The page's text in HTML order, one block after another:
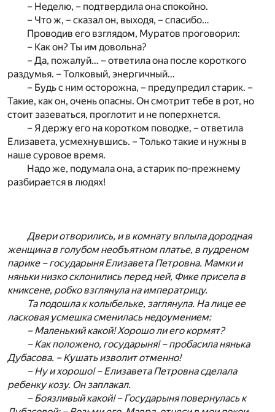
– Неделю, – подтвердила она спокойно.
– Что ж, – сказал он, выходя, – спасибо…
Проводив его взглядом, Муратов проговорил:
– Как он? Ты им довольна?
– Да, пожалуй… – ответила она после короткого
раздумья. – Толковый, энергичный…
– Будь с ним осторожна, – предупредил старик. –
Такие, как он, очень опасны. Он смотрит тебе в рот, но
стоит зазеваться, проглотит и не поперхнется.
– Я держу его на коротком поводке, – ответила
Елизавета, усмехнувшись. – Только такие и нужны в
наше суровое время.
Надо же, подумала она, а старик по-прежнему
разбирается в людях!
Двери отворились, и в комнату вплыла дородная
женщина в голубом необъятном платье, в пудреном
парике – государыня Елизавета Петровна. Мамки и
няньки низко склонились перед ней, Фике присела в
книксене, робко взглянула на императрицу.
Та подошла к колыбельке, заглянула. На лице ее
ласковая усмешка сменилась недоумением:
– Маленький какой! Хорошо ли его кормят?
– Как положено, государыня! – пробасила нянька
Дубасова. – Кушать изволит отменно!
– Ну и хорошо! – Елизавета Петровна сделала
ребенку козу. Он заплакал.
– Боязливый какой! – Государыня повернулась к